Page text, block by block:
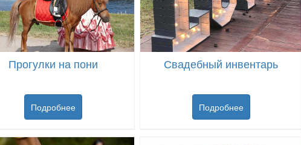
Прогулки на пони
Подробнее
Свадебный инвентарь
Подробнее